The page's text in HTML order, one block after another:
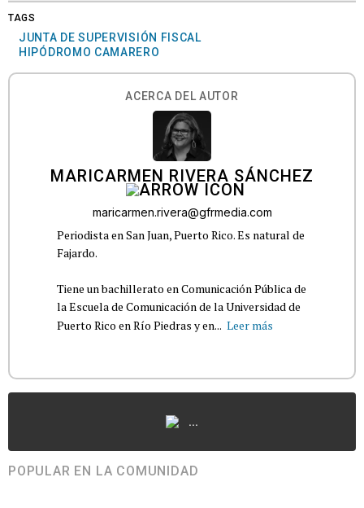
TAGS
JUNTA DE SUPERVISIÓN FISCAL
HIPÓDROMO CAMARERO
ACERCA DEL AUTOR
MARICARMEN RIVERA SÁNCHEZ
maricarmen.rivera@gfrmedia.com
Periodista en San Juan, Puerto Rico. Es natural de
Fajardo.
Tiene un bachillerato en Comunicación Pública de
la Escuela de Comunicación de la Universidad de
Puerto Rico en Río Piedras y en... Leer más
...
POPULAR EN LA COMUNIDAD